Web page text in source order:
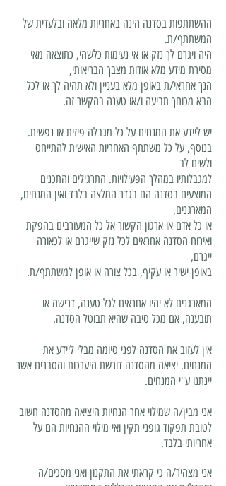
ההשתתפות בסדנה הינה באחריות מלאה ובלעדית של
המשתתף/ת.
היה ויגרם לך נזק או אי נעימות כלשהי, כתוצאה מאי
מסירת מידע מלא אודות מצבך הבריאותי,
הנך אחראי/ת באופן מלא בעניין ולא תהיה לך או לכל
הבא מכוחך תביעה ו/או טענה בהקשר זה.
יש ליידע את המנחים על כל מגבלה פיזית או נפשית.
בנוסף, על כל משתתף האחריות האישית להתייחס
ולשים לב
למגבלותיו במהלך הפעילויות. התרגילים והתכנים
המוצעים בסדנה הם בגדר המלצה בלבד ואין המנחים,
המארגנים,
או כל אדם או ארגון הקשור אל כל המעורבים בהפקת
ואירוח הסדנה אחראים לכל נזק שייגרם או לכאורה
ייגרם,
באופן ישיר או עקיף, בכל צורה או אופן למשתתף/ת.
המארגנים לא יהיו אחראים לכל טענה, דרישה או
תובענה, אם מכל סיבה שהיא תבוטל הסדנה.
אין לעזוב את הסדנה לפני סיומה מבלי ליידע את
המנחים. יציאה מהסדנה דורשת היערכות והסברים אשר
יינתנו ע"י המנחים.
אני מבין/ה שמילוי אחר הנחיות היציאה מהסדנה חשוב
לטובת תפקוד גופני תקין ואי מילוי ההנחיות הם על
אחריותי בלבד.
אני מצהיר/ה כי קראתי את התקנון ואני מסכים/ה